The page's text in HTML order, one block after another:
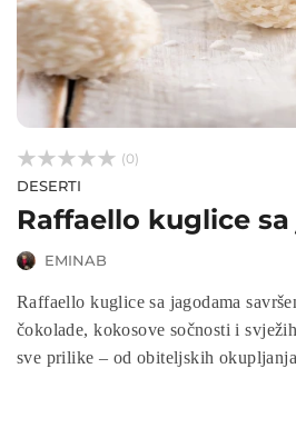


 (0)
DESERTI
Raffaello kuglice
EMINAB
Raffaello kuglice sa jagodama
čokolade, kokosove sočnosti i svježih jagoda.
sve prilike – od obiteljskih